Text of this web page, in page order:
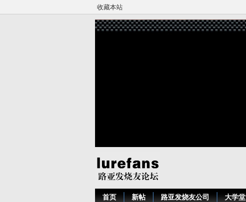
收藏本站
首页 新帖 路亚发烧友公司 大学堂